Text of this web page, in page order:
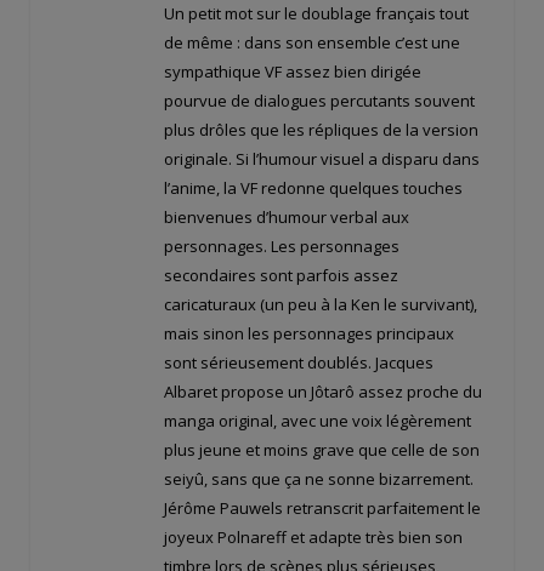
Un petit mot sur le doublage français tout
de même : dans son ensemble c’est une
sympathique VF assez bien dirigée
pourvue de dialogues percutants souvent
plus drôles que les répliques de la version
originale. Si l’humour visuel a disparu dans
l’anime, la VF redonne quelques touches
bienvenues d’humour verbal aux
personnages. Les personnages
secondaires sont parfois assez
caricaturaux (un peu à la Ken le survivant),
mais sinon les personnages principaux
sont sérieusement doublés. Jacques
Albaret propose un Jôtarô assez proche du
manga original, avec une voix légèrement
plus jeune et moins grave que celle de son
seiyû, sans que ça ne sonne bizarrement.
Jérôme Pauwels retranscrit parfaitement le
joyeux Polnareff et adapte très bien son
timbre lors de scènes plus sérieuses,